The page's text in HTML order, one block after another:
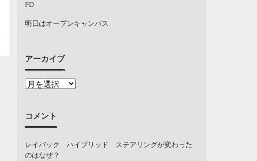
PD
明日はオープンキャンパス
アーカイブ
コメント
レイバック ハイブリッド ステアリングが変わった
のはなぜ？